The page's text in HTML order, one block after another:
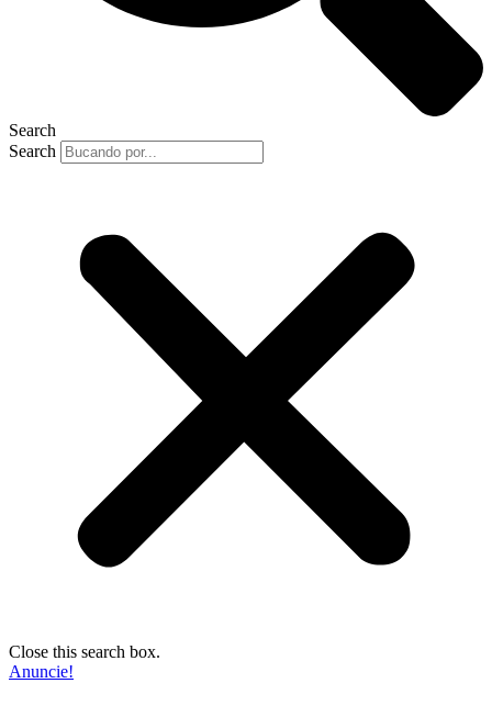
Search
Search
Close this search box.
Anuncie!